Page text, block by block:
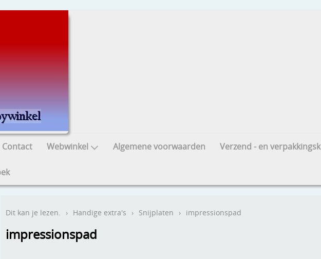
Contact Webwinkel Algemene voorwaarden Verzend - en verpakkingsk
Dit kan je lezen. › Handige extra's › Snijplaten › impressionspad
impressionspad